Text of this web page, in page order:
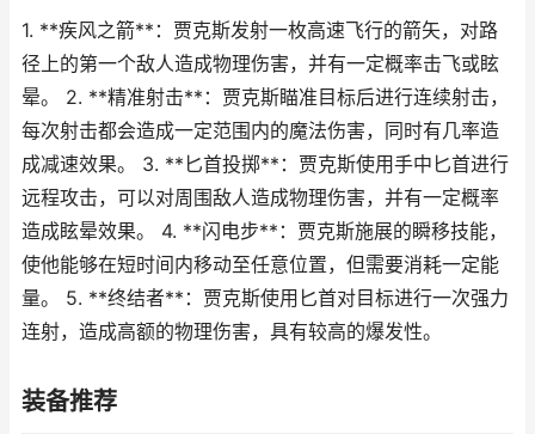
1. **疾风之箭**：贾克斯发射一枚高速飞行的箭矢，对路
径上的第一个敌人造成物理伤害，并有一定概率击飞或眩
晕。 2. **精准射击**：贾克斯瞄准目标后进行连续射击，
每次射击都会造成一定范围内的魔法伤害，同时有几率造
成减速效果。 3. **匕首投掷**：贾克斯使用手中匕首进行
远程攻击，可以对周围敌人造成物理伤害，并有一定概率
造成眩晕效果。 4. **闪电步**：贾克斯施展的瞬移技能，
使他能够在短时间内移动至任意位置，但需要消耗一定能
量。 5. **终结者**：贾克斯使用匕首对目标进行一次强力
连射，造成高额的物理伤害，具有较高的爆发性。
装备推荐